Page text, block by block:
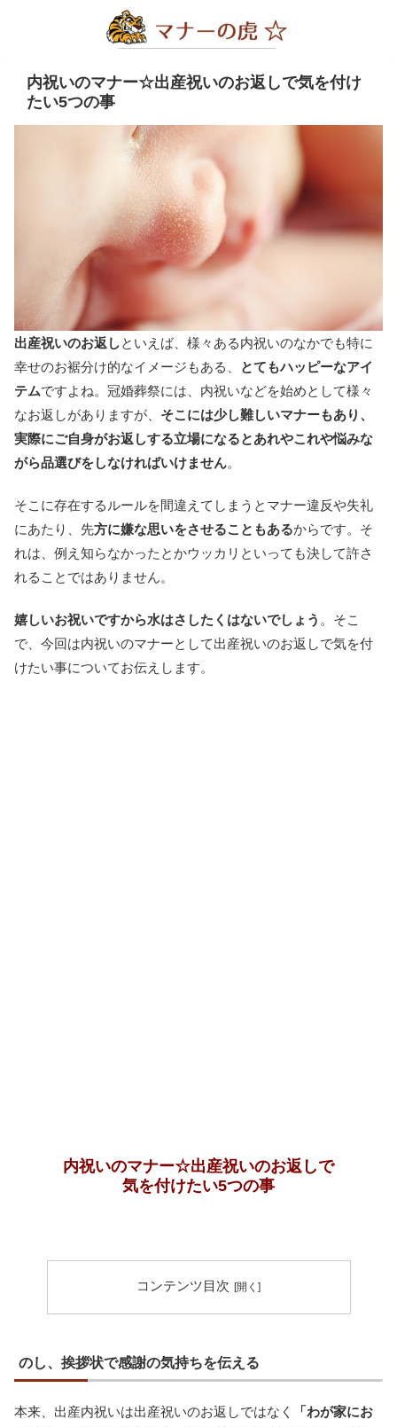
内祝いのマナー☆出産祝いのお返しで気を付け
たい5つの事
出産祝いのお返しといえば、様々ある内祝いのなかでも特に
幸せのお裾分け的なイメージもある、
とてもハッピーなアイ
テムですよね。冠婚葬祭には、内祝いなどを始めとして様々
なお返しがありますが、 そこには少し難しいマナーもあり、
実際にご自身がお返しする立場になるとあれやこれや悩みな
がら品選びをしなければいけません。
そこに存在するルールを間違えてしまうとマナー違反や失礼
にあたり、先方に嫌な思いをさせることもあるからです。そ
れは、例え知らなかったとかウッカリといっても決して許さ
れることではありません。
嬉しいお祝いですから水はさしたくはないでしょう 。そこ
で、今回は内祝いのマナーとして出産祝いのお返しで気を付
けたい事についてお伝えします。
内祝いのマナー☆出産祝いのお返しで
気を付けたい5つの事
コンテンツ目次
のし、挨拶状で感謝の気持ちを伝える
本来、出産内祝いは出産祝いのお返しではなく
「わが家にお